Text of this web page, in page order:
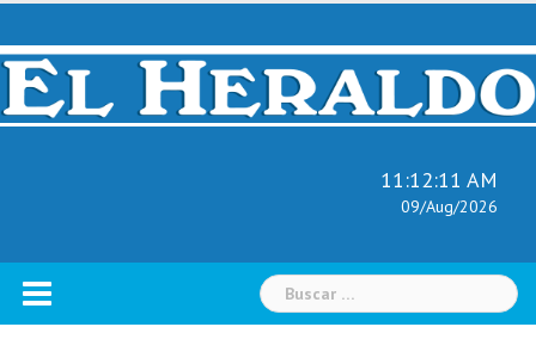
Skip
content
11:12:12 AM
09/Aug/2026
Buscar: